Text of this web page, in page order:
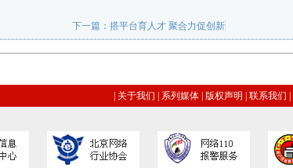
下一篇： 搭平台育人才 聚合力促创新
关于我们 系列媒体 版权声明 联系我们